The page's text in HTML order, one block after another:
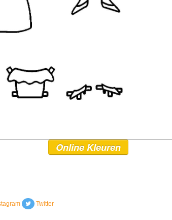
Online Kleuren
Twitter